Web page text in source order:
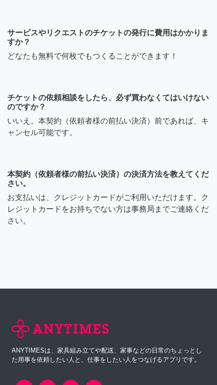
サービスやリクエストのチケットの発行に費用はかかりま
すか？
どなたも無料で何枚でもつくることができます！
チケットの依頼相談をしたら、必ず買わなくてはいけない
のですか？
いいえ。本契約（依頼者様の前払い決済）前であれば、キ
ャンセル可能です。
本契約（依頼者様の前払い決済）の決済方法を教えてくだ
さい。
お支払いは、クレジットカードがご利用いただけます。ク
レジットカードをお持ちでない方は事務局までご連絡くだ
さい。
ANYTIMESは、家具組み立てや配送、家事などの日常のちょっとし
た用事を依頼したい人と、仕事をしたい人をつなげるアプリです。